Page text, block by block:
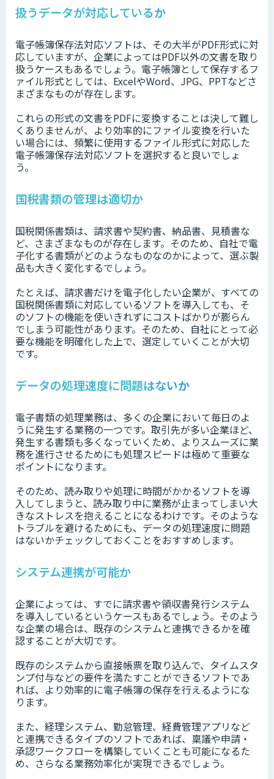
扱うデータが対応しているか
電子帳簿保存法対応ソフトは、その大半がPDF形式に対
応していますが、企業によってはPDF以外の文書を取り
扱うケースもあるでしょう。電子帳簿として保存するフ
ァイル形式としては、ExcelやWord、JPG、PPTなどさ
まざまなものが存在します。
これらの形式の文書をPDFに変換することは決して難し
くありませんが、より効率的にファイル変換を行いた
い場合には、頻繁に使用するファイル形式に対応した
電子帳簿保存法対応ソフトを選択すると良いでしょ
う。
国税書類の管理は適切か
国税関係書類は、請求書や契約書、納品書、見積書な
ど、さまざまなものが存在します。そのため、自社で電
子化する書類がどのようなものなのかによって、選ぶ製
品も大きく変化するでしょう。
たとえば、請求書だけを電子化したい企業が、すべての
国税関係書類に対応しているソフトを導入しても、そ
のソフトの機能を使いきれずにコストばかりが膨らん
でしまう可能性があります。そのため、自社にとって必
要な機能を明確化した上で、選定していくことが大切
です。
データの処理速度に問題はないか
電子書類の処理業務は、多くの企業において毎日のよ
うに発生する業務の一つです。取引先が多い企業ほど、
発生する書類も多くなっていくため、よりスムーズに業
務を進行させるためにも処理スピードは極めて重要な
ポイントになります。
そのため、読み取りや処理に時間がかかるソフトを導
入してしまうと、読み取り中に業務が止まってしまい大
きなストレスを抱えることになるわけです。そのような
トラブルを避けるためにも、データの処理速度に問題
はないかチェックしておくことをおすすめします。
システム連携が可能か
企業によっては、すでに請求書や領収書発行システム
を導入しているというケースもあるでしょう。そのよう
な企業の場合は、既存のシステムと連携できるかを確
認することが大切です。
既存のシステムから直接帳票を取り込んで、タイムスタ
ンプ付与などの要件を満たすことができるソフトであ
れば、より効率的に電子帳簿の保存を行えるようにな
ります。
また、経理システム、勤怠管理、経費管理アプリなど
と連携できるタイプのソフトであれば、稟議や申請・
承認ワークフローを構築していくことも可能になるた
め、さらなる業務効率化が実現できるでしょう。